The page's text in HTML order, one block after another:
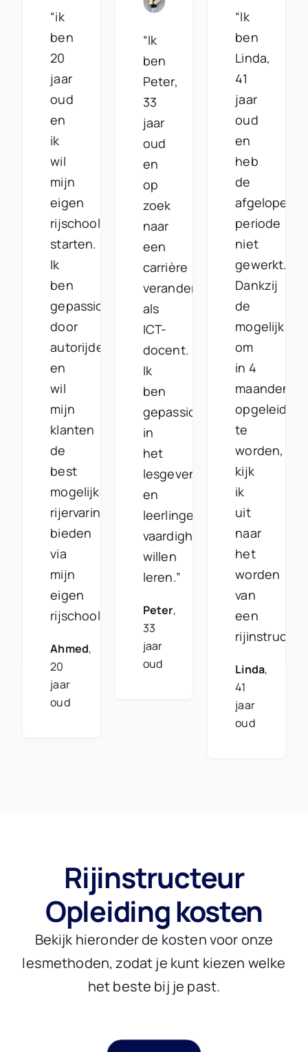
“ik
ben
20
jaar
oud
en
ik
wil
mijn
eigen
rijschool
starten.
Ik
ben
gepassioneerd
door
autorijden
en
wil
mijn
klanten
de
best
mogelijke
rijervaring
bieden
via
mijn
eigen
rijschool.”
Ahmed,
20
jaar
oud
“Ik
ben
Peter,
33
jaar
oud
en
op
zoek
naar
een
carrière
verandering
als
ICT-
docent.
Ik
ben
gepassioneerd
in
het
lesgeven
en
leerlingen
vaardigheden
willen
leren.”
Peter,
33
jaar
oud
“Ik
ben
Linda,
41
jaar
oud
en
heb
de
afgelopen
periode
niet
gewerkt.
Dankzij
de
om
in 4
maanden
opgeleid
te
worden,
kijk
ik
uit
naar
het
worden
van
een
Linda,
41
jaar
oud
Rijinstructeur
Opleiding kosten
Bekijk hieronder de kosten voor onze
lesmethoden, zodat je kunt kiezen welke
het beste bij je past.